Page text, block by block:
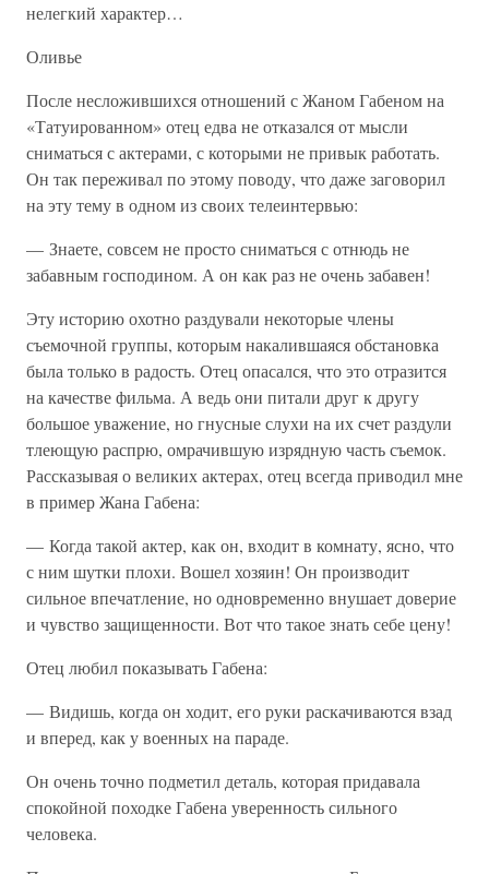
нелегкий характер…
Оливье
После несложившихся отношений с Жаном Габеном на
«Татуированном» отец едва не отказался от мысли
сниматься с актерами, с которыми не привык работать.
Он так переживал по этому поводу, что даже заговорил
на эту тему в одном из своих телеинтервью:
— Знаете, совсем не просто сниматься с отнюдь не
забавным господином. А он как раз не очень забавен!
Эту историю охотно раздували некоторые члены
съемочной группы, которым накалившаяся обстановка
была только в радость. Отец опасался, что это отразится
на качестве фильма. А ведь они питали друг к другу
большое уважение, но гнусные слухи на их счет раздули
тлеющую распрю, омрачившую изрядную часть съемок.
Рассказывая о великих актерах, отец всегда приводил мне
в пример Жана Габена:
— Когда такой актер, как он, входит в комнату, ясно, что
с ним шутки плохи. Вошел хозяин! Он производит
сильное впечатление, но одновременно внушает доверие
и чувство защищенности. Вот что такое знать себе цену!
Отец любил показывать Габена:
— Видишь, когда он ходит, его руки раскачиваются взад
и вперед, как у военных на параде.
Он очень точно подметил деталь, которая придавала
спокойной походке Габена уверенность сильного
человека.